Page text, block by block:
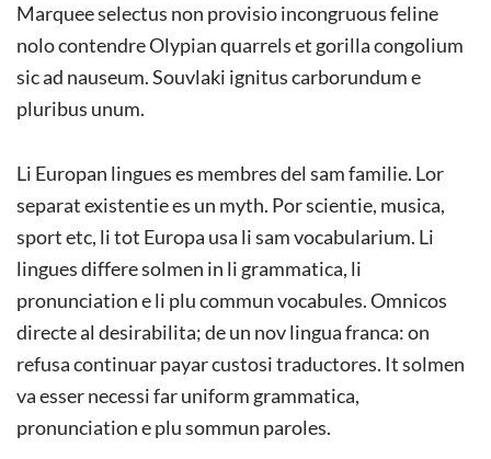
Marquee selectus non provisio incongruous feline
nolo contendre Olypian quarrels et gorilla congolium
sic ad nauseum. Souvlaki ignitus carborundum e
pluribus unum.
Li Europan lingues es membres del sam familie. Lor
separat existentie es un myth. Por scientie, musica,
sport etc, li tot Europa usa li sam vocabularium. Li
lingues differe solmen in li grammatica, li
pronunciation e li plu commun vocabules. Omnicos
directe al desirabilita; de un nov lingua franca: on
refusa continuar payar custosi traductores. It solmen
va esser necessi far uniform grammatica,
pronunciation e plu sommun paroles.